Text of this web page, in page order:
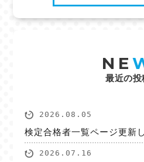
NE
最近の投
2026.08.05
検定合格者一覧ページ更新
2026.07.16